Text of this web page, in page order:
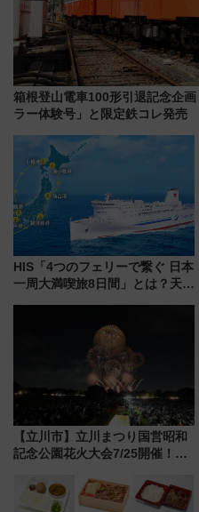
箱根登山電車100形引退記念企
ラー体験号」と限定鉄コレ発売
HIS「4つのフェリーで繋ぐ 日本
一周大満喫旅8日間」とは？天橋
雑な手続きも不要でお手軽に楽
しめるプランが登場
【立川市】立川まつり国営昭和
記念公園花火大会7/25開催！
混雑に要注意、その理由は